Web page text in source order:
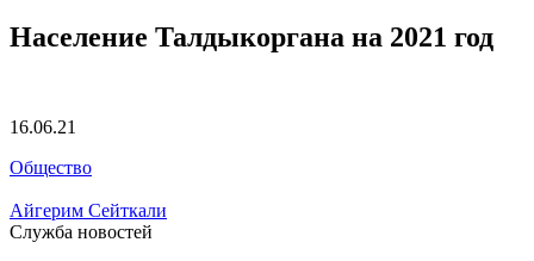
Население Талдыкоргана на 2021 год
16.06.21
Общество
Айгерим Сейткали
Служба новостей